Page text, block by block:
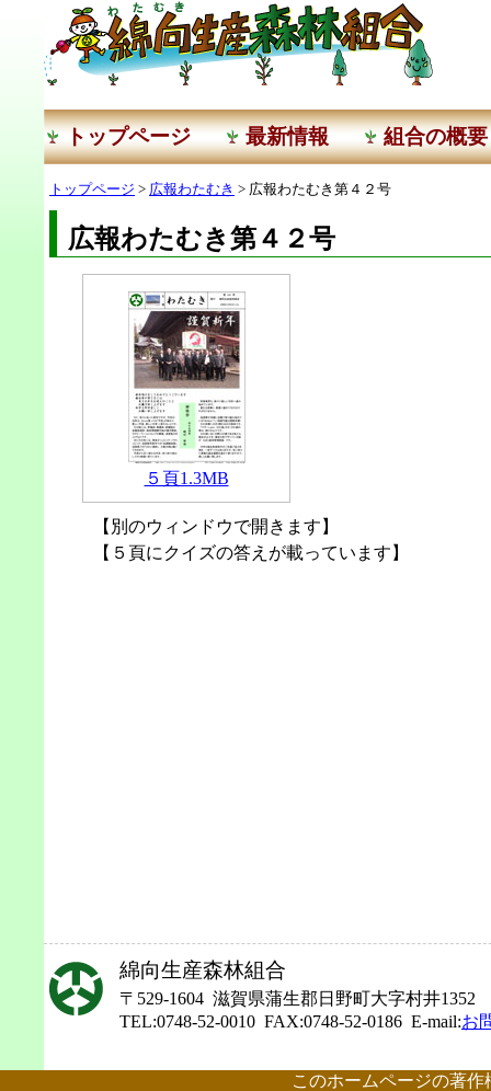
トップページ 最新情報 組合の概要
トップページ > 広報わたむき > 広報わたむき第４２号
広報わたむき第４２号
５頁1.3MB
【別のウィンドウで開きます】
【５頁にクイズの答えが載っています】
綿向生産森林組合
〒529-1604 滋賀県蒲生郡日野町大字村井1352
TEL:0748-52-0010 FAX:0748-52-0186 E-mail:お
このホームページの著